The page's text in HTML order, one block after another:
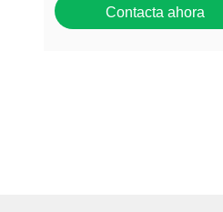
Contacta ahora